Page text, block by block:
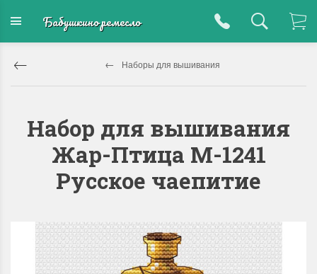
Бабушкино ремесло
Наборы для вышивания
Набор для вышивания
Жар-Птица М-1241
Русское чаепитие